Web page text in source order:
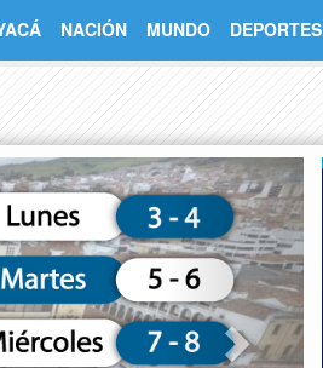
NACIÓN MUNDO DEPORTES
Next